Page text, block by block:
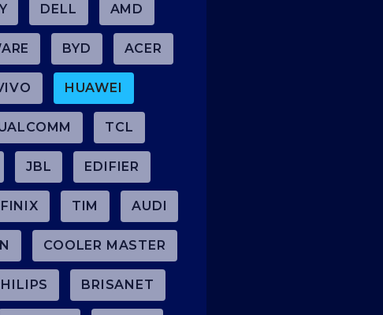
DELL AMD
BYD ACER
HUAWEI
TCL
JBL EDIFIER
TIM AUDI
COOLER MASTER
BRISANET